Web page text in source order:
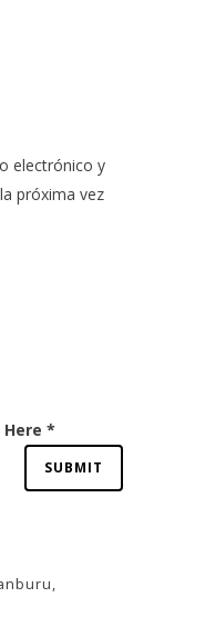
electrónico y
próxima vez
*